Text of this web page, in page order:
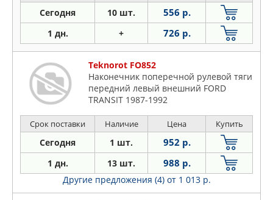
Сегодня 10 шт. 556 р.
1 дн. + 726 р.
Teknorot FO852
Наконечник поперечной рулевой тяги
передний левый внешний FORD
TRANSIT 1987-1992
Срок поставки Наличие Цена Купить
Сегодня 1 шт. 952 р.
1 дн. 13 шт. 988 р.
Другие предложения (4) от 1 013 р.